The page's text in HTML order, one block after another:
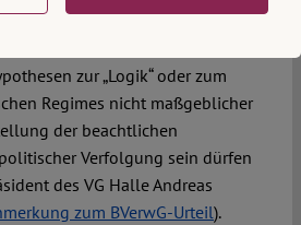
passen. Das Urteil des
zur „Logik“ oder zum
Regimes nicht maßgeblicher
der beachtlichen
Verfolgung sein dürfen
des VG Halle Andreas
zum BVerwG-Urteil).